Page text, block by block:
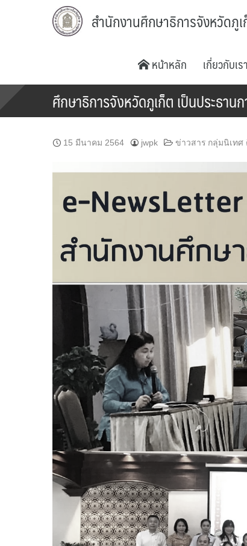
สำนักงานศึกษาธิการจังหวัดภู
หน้าหลัก เกี่ยวกับเรา
ศึกษาธิการจังหวัดภูเก็ต เป็นประธาน
15 มีนาคม 2564 jwpk ข่าวสาร กลุ่มนิเทศ